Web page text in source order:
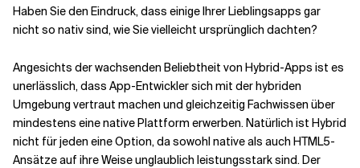
Haben Sie den Eindruck, dass einige Ihrer Lieblingsapps gar
nicht so nativ sind, wie Sie vielleicht ursprünglich dachten?
Angesichts der wachsenden Beliebtheit von Hybrid-Apps ist es
unerlässlich, dass App-Entwickler sich mit der hybriden
Umgebung vertraut machen und gleichzeitig Fachwissen über
mindestens eine native Plattform erwerben. Natürlich ist Hybrid
nicht für jeden eine Option, da sowohl native als auch HTML5-
Ansätze auf ihre Weise unglaublich leistungsstark sind. Der